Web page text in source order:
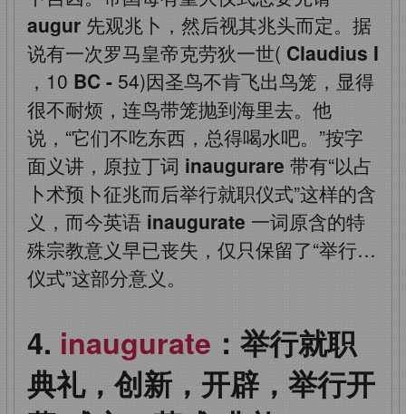
augur 先观兆卜，然后视其兆头而定。据
说有一次罗马皇帝克劳狄一世( Claudius I
，10 BC - 54)因圣鸟不肯飞出鸟笼，显得
很不耐烦，连鸟带笼抛到海里去。他
说，“它们不吃东西，总得喝水吧。”按字
面义讲，原拉丁词 inaugurare 带有“以占
卜术预卜征兆而后举行就职仪式”这样的含
义，而今英语 inaugurate 一词原含的特
殊宗教意义早已丧失，仅只保留了“举行…
仪式”这部分意义。
inaugurate ：举行就职
典礼，创新，开辟，举行开